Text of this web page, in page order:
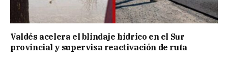
Valdés acelera el blindaje hídrico en el Sur
provincial y supervisa reactivación de ruta